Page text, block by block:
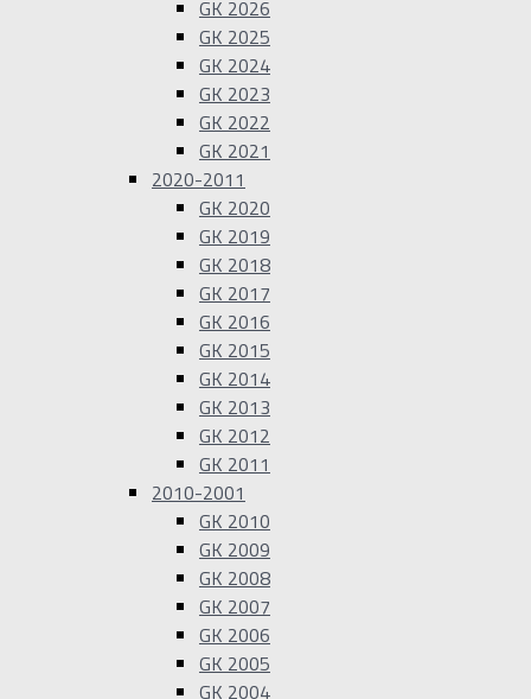
GK 2026
GK 2025
GK 2024
GK 2023
GK 2022
GK 2021
2020-2011
GK 2020
GK 2019
GK 2018
GK 2017
GK 2016
GK 2015
GK 2014
GK 2013
GK 2012
GK 2011
2010-2001
GK 2010
GK 2009
GK 2008
GK 2007
GK 2006
GK 2005
GK 2004